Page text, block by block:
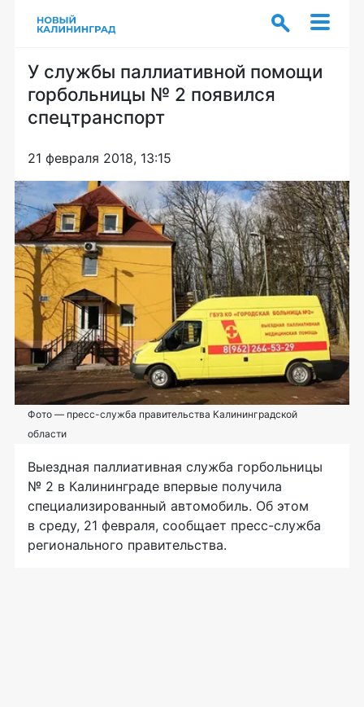
У службы паллиативной помощи
горбольницы № 2 появился
спецтранспорт
21 февраля 2018, 13:15
Фото — пресс-служба правительства Калининградской
области
Выездная паллиативная служба горбольницы
№ 2 в Калининграде впервые получила
специализированный автомобиль. Об этом
в среду, 21 февраля, сообщает пресс-служба
регионального правительства.